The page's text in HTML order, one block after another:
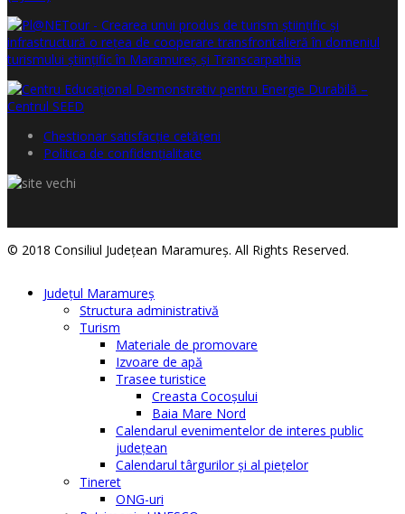
Chestionar satisfacţie cetăţeni
Politica de confidențialitate
© 2018 Consiliul Judeţean Maramureş. All Rights Reserved.
Judeţul Maramureş
Structura administrativă
Turism
Materiale de promovare
Izvoare de apă
Trasee turistice
Creasta Cocoșului
Baia Mare Nord
Calendarul evenimentelor de interes public
judeţean
Calendarul târgurilor şi al pieţelor
Tineret
ONG-uri